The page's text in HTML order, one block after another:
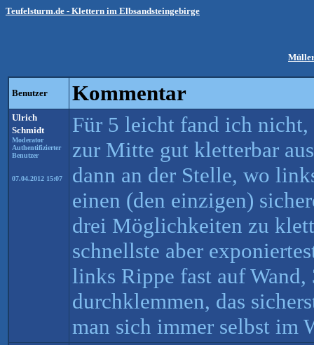
Teufelsturm.de - Klettern im Elbsandsteingebirge
Benutzer Kommentar
Ulrich
Schmidt
Moderator
Authentifizierter
Benutzer
07.04.2012 15:07
Für 5 leicht fand ich
zur Mitte gut kletterbar
dann an der Stelle, wo
einen (den einzigen)
drei Möglichkeiten zu
schnellste aber
links Rippe fast auf
durchklemmen, das
man sich immer selbst im